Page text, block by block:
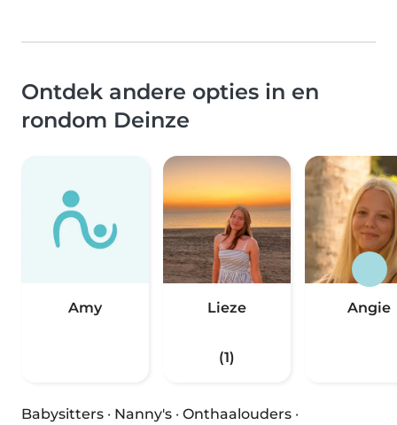
Ontdek andere opties in en
rondom Deinze
Amy Lieze
(1)
Angie
Babysitters · Nanny's · Onthaalouders ·